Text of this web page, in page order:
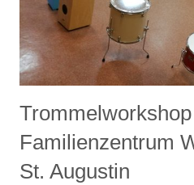
Familienzentrum
St. Augustin